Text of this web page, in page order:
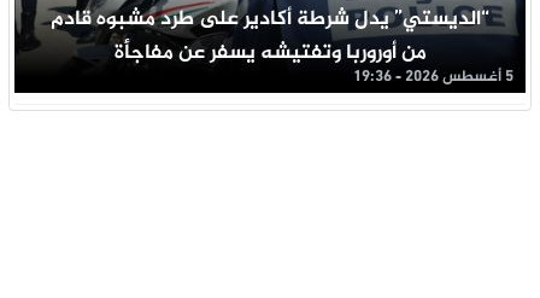
“الديستي” يدل شرطة أكادير على طرد مشبوه قادم
من أوروربا وتفتيشه يسفر عن مفاجأة
5 أغسطس 2026 - 19:36